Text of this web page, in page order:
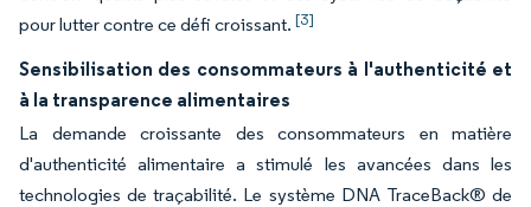
pour lutter contre ce défi croissant. [3]
Sensibilisation des consommateurs à l'authenticité et
à la transparence alimentaires
La demande croissante des consommateurs en matière
d'authenticité alimentaire a stimulé les avancées dans les
technologies de traçabilité. Le système DNA TraceBack® de